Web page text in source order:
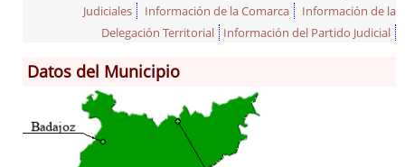
Información General
Historia
Monumentos
Judiciales
Información de la Comarca
Información de la
Delegación Territorial
Información del Partido Judicial
Datos del Municipio